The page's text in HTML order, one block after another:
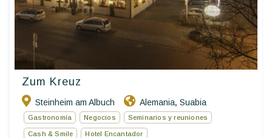
Zum Kreuz
Steinheim am Albuch Alemania, Suabia
Gastronomía Negocios Seminarios y reuniones
Cash & Smile Hotel Encantador